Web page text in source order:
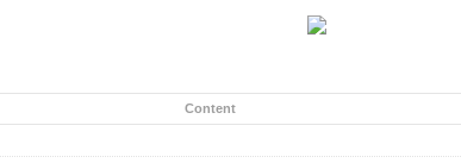
Content